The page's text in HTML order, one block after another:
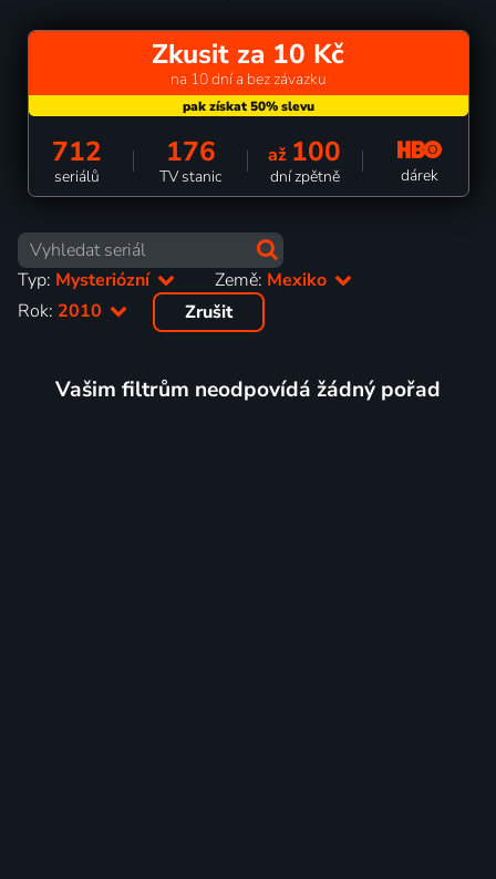
Zkusit za 10 Kč
na 10 dní a bez závazku
712
seriálů
176
TV stanic
až 100
dní zpětně dárek
Typ: Mysteriózní Země: Mexiko
Rok: 2010 Zrušit
Vašim filtrům neodpovídá žádný pořad